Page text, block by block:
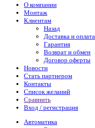
О компании
Монтаж
Клиентам
Назад
Доставка и оплата
Гарантия
Возврат и обмен
Договор оферты
Новости
Стать партнером
Контакты
Список желаний
Сравнить
Вход / регистрация
Автоматика